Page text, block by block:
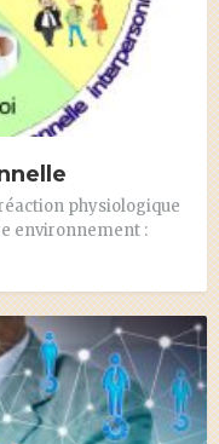
physiologique
environnement :